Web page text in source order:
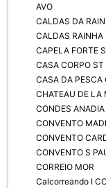
AVO
CALDAS DA
CALDAS RAINHA
CAPELA FORTE
CASA CORPO ST
CASA DA PESCA
CHATEAU DE LA
CONDES ANADIA
CONVENTO
CONVENTO
CONVENTO S
CORREIO MOR
Calcorreando I